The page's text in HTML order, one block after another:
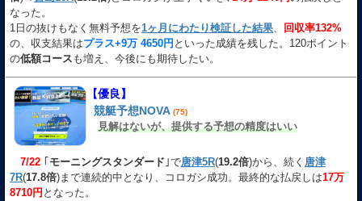
なった。
1日の抜けもなく無料予想を1ヶ月にわたり検証した結果、
回収率132%
の、収支結果はプラス+9万 4650円 といった成績を残した。120ポイント
の低額コース も増え、今後にも期待したい。
【優良】
競艇予想NOVA (75)
見解はないが、提供する予想の精度はいい
7/22 ｢ モーニングスタンダード ｣で唐津5R(19.2倍)から、続く 唐津
7R(17.8倍)まで連続的中となり、コロガシ成功。最終的な払戻しは17万
8710円 となった。